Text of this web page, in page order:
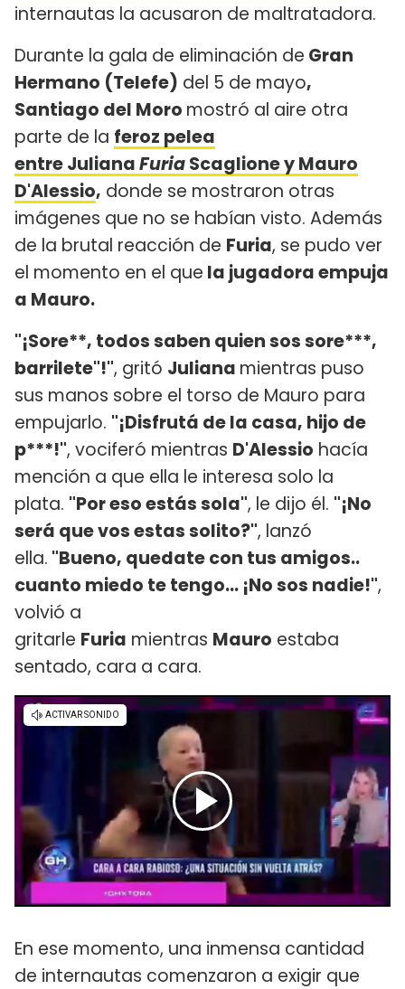
internautas la acusaron de maltratadora.
Durante la gala de eliminación de Gran
Hermano (Telefe) del 5 de mayo,
Santiago del Moro mostró al aire otra
parte de la feroz pelea
entre JulianaFuriaScaglione y Mauro
D'Alessio, donde se mostraron otras
imágenes que no se habían visto. Además
de la brutal reacción de Furia, se pudo ver
el momento en el que la jugadora empuja
a Mauro.
"¡Sore**, todos saben quien sos sore***,
barrilete"!", gritó Juliana mientras puso
sus manos sobre el torso de Mauro para
empujarlo. "¡Disfrutá de la casa, hijo de
p***!", vociferó mientras D'Alessio hacía
mención a que ella le interesa solo la
plata. "Por eso estás sola", le dijo él. "¡No
será que vos estas solito?", lanzó
ella. "Bueno, quedate con tus amigos..
cuanto miedo te tengo... ¡No sos nadie!",
volvió a
gritarle Furia mientras Mauro estaba
sentado, cara a cara.
En ese momento, una inmensa cantidad
de internautas comenzaron a exigir que